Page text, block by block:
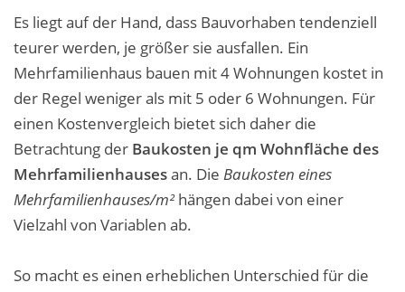
Es liegt auf der Hand, dass Bauvorhaben tendenziell
teurer werden, je größer sie ausfallen. Ein
Mehrfamilienhaus bauen mit 4 Wohnungen kostet in
der Regel weniger als mit 5 oder 6 Wohnungen. Für
einen Kostenvergleich bietet sich daher die
Betrachtung der Baukosten je qm Wohnfläche des
Mehrfamilienhausesan. Die Baukosten eines
Mehrfamilienhauses/m²hängen dabei von einer
Vielzahl von Variablen ab.
So macht es einen erheblichen Unterschied für die